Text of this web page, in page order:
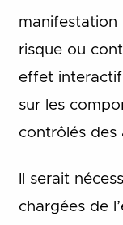
manifestation
risque ou
effet
sur les
contrôlés des
Il serait
chargées de